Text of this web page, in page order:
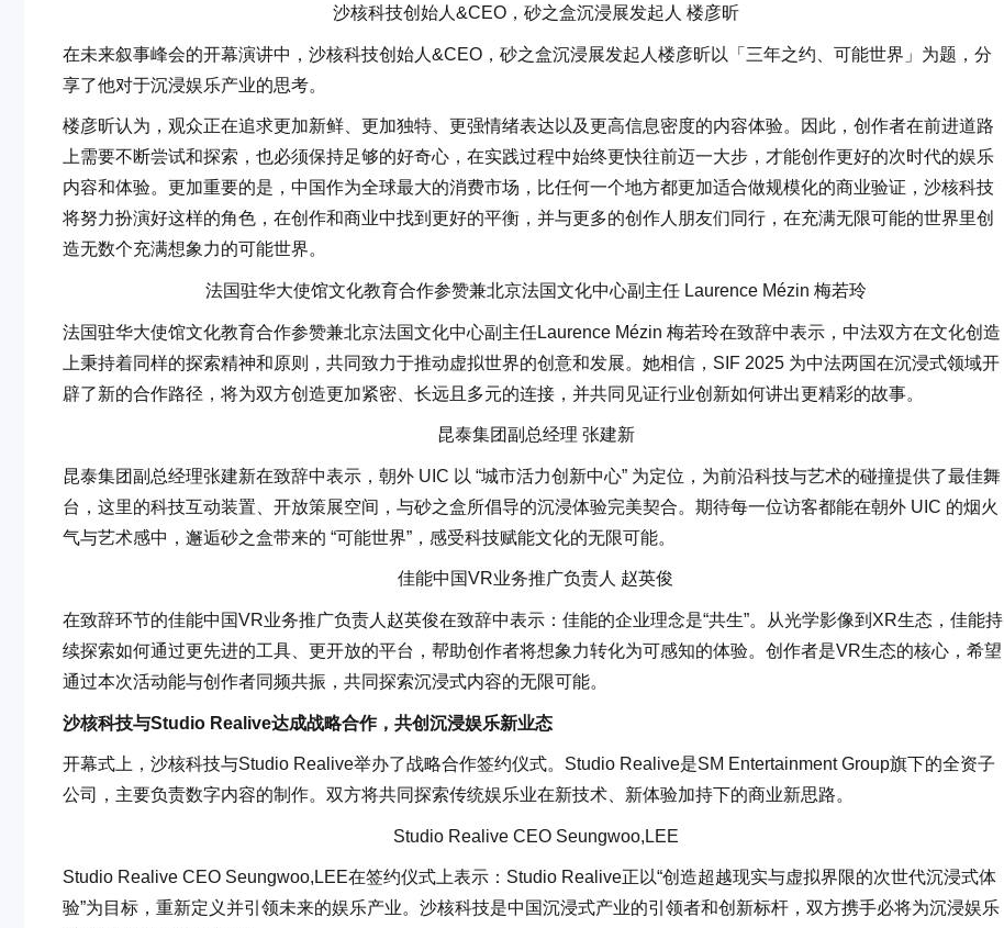
沙核科技创始人&CEO，砂之盒沉浸展发起人 楼彦昕
在未来叙事峰会的开幕演讲中，沙核科技创始人&CEO，砂之盒沉浸展发起人楼彦昕以「三年之约、可能世界」为题，分
享了他对于沉浸娱乐产业的思考。
楼彦昕认为，观众正在追求更加新鲜、更加独特、更强情绪表达以及更高信息密度的内容体验。因此，创作者在前进道路
上需要不断尝试和探索，也必须保持足够的好奇心，在实践过程中始终更快往前迈一大步，才能创作更好的次时代的娱乐
内容和体验。更加重要的是，中国作为全球最大的消费市场，比任何一个地方都更加适合做规模化的商业验证，沙核科技
将努力扮演好这样的角色，在创作和商业中找到更好的平衡，并与更多的创作人朋友们同行，在充满无限可能的世界里创
造无数个充满想象力的可能世界。
法国驻华大使馆文化教育合作参赞兼北京法国文化中心副主任 Laurence Mézin 梅若玲
法国驻华大使馆文化教育合作参赞兼北京法国文化中心副主任Laurence Mézin 梅若玲在致辞中表示，中法双方在文化创造
上秉持着同样的探索精神和原则，共同致力于推动虚拟世界的创意和发展。她相信，SIF 2025 为中法两国在沉浸式领域开
辟了新的合作路径，将为双方创造更加紧密、长远且多元的连接，并共同见证行业创新如何讲出更精彩的故事。
昆泰集团副总经理 张建新
昆泰集团副总经理张建新在致辞中表示，朝外 UIC 以 “城市活力创新中心” 为定位，为前沿科技与艺术的碰撞提供了最佳舞
台，这里的科技互动装置、开放策展空间，与砂之盒所倡导的沉浸体验完美契合。期待每一位访客都能在朝外 UIC 的烟火
气与艺术感中，邂逅砂之盒带来的 “可能世界”，感受科技赋能文化的无限可能。
佳能中国VR业务推广负责人 赵英俊
在致辞环节的佳能中国VR业务推广负责人赵英俊在致辞中表示：佳能的企业理念是“共生”。从光学影像到XR生态，佳能持
续探索如何通过更先进的工具、更开放的平台，帮助创作者将想象力转化为可感知的体验。创作者是VR生态的核心，希望
通过本次活动能与创作者同频共振，共同探索沉浸式内容的无限可能。
沙核科技与Studio Realive达成战略合作，共创沉浸娱乐新业态
开幕式上，沙核科技与Studio Realive举办了战略合作签约仪式。Studio Realive是SM Entertainment Group旗下的全资子
公司，主要负责数字内容的制作。双方将共同探索传统娱乐业在新技术、新体验加持下的商业新思路。
Studio Realive CEO Seungwoo,LEE
Studio Realive CEO Seungwoo,LEE在签约仪式上表示：Studio Realive正以“创造超越现实与虚拟界限的次世代沉浸式体
验”为目标，重新定义并引领未来的娱乐产业。沙核科技是中国沉浸式产业的引领者和创新标杆，双方携手必将为沉浸娱乐